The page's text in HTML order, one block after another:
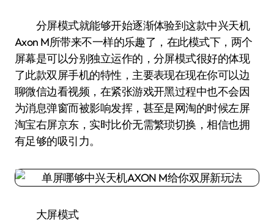
分屏模式就能够开始逐渐体验到这款中兴天机
Axon M所带来不一样的乐趣了，在此模式下，两个
屏幕是可以分别独立运作的，分屏模式很好的体现
了此款双屏手机的特性，主要表现在现在你可以边
聊微信边看视频，在紧张游戏开黑过程中也不会因
为消息弹窗而被影响发挥，甚至是网淘的时候左屏
淘宝右屏京东，实时比价无需繁琐切换，相信也拥
有足够的吸引力。
大屏模式